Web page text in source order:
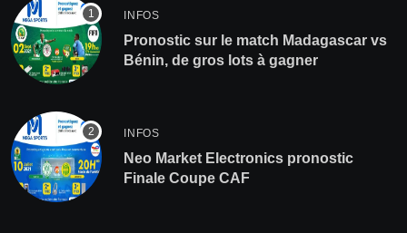
INFOS
Pronostic sur le match Madagascar vs
Bénin, de gros lots à gagner
INFOS
Neo Market Electronics pronostic
Finale Coupe CAF